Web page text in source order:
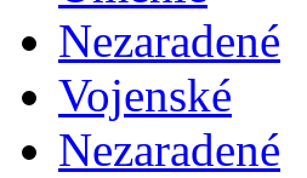
Nezaradené
Vojenské
Nezaradené